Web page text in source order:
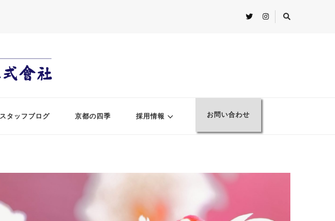
スタッフブログ 京都の四季 採用情報 お問い合わせ